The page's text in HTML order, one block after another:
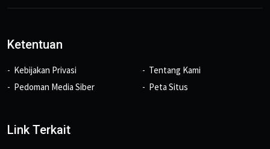
Ketentuan
Kebijakan Privasi
Pedoman Media Siber
Tentang Kami
Peta Situs
Link Terkait